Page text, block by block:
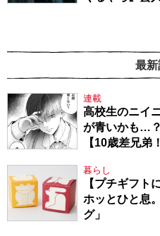
最
連載
高校生のニイ
が青いかも…
【10歳差兄弟
暮らし
【プチギフト
ホッとひと息
グ」